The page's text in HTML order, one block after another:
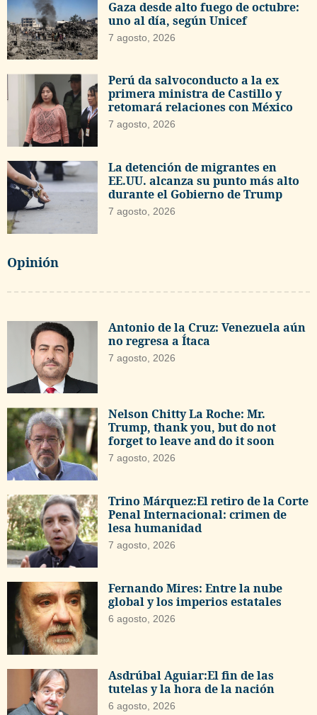
Gaza desde alto fuego de octubre:
uno al día, según Unicef
7 agosto, 2026
Perú da salvoconducto a la ex
primera ministra de Castillo y
retomará relaciones con México
7 agosto, 2026
La detención de migrantes en
EE.UU. alcanza su punto más alto
durante el Gobierno de Trump
7 agosto, 2026
Opinión
Antonio de la Cruz: Venezuela aún
no regresa a Ítaca
7 agosto, 2026
Nelson Chitty La Roche: Mr.
Trump, thank you, but do not
forget to leave and do it soon
7 agosto, 2026
Trino Márquez:El retiro de la Corte
Penal Internacional: crimen de
lesa humanidad
7 agosto, 2026
Fernando Mires: Entre la nube
global y los imperios estatales
6 agosto, 2026
Asdrúbal Aguiar:El fin de las
tutelas y la hora de la nación
6 agosto, 2026